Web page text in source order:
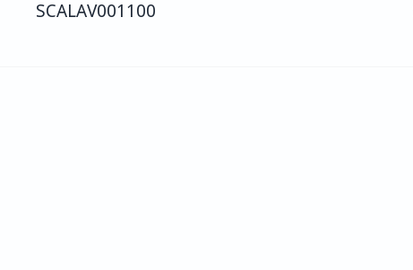
SCALAV001100